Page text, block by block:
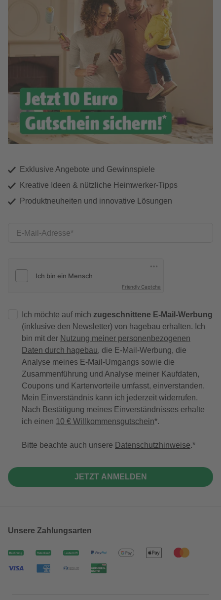
Exklusive Angebote und Gewinnspiele
Kreative Ideen & nützliche Heimwerker-Tipps
Produktneuheiten und innovative Lösungen
E-Mail-Adresse
Friendly Captcha
Ich möchte auf mich zugeschnittene E-Mail-Werbung
(inklusive den Newsletter) von hagebau erhalten. Ich
bin mit der Nutzung meiner personenbezogenen
Daten durch hagebau, die E-Mail-Werbung, die
Analyse meines E-Mail-Umgangs sowie die
Zusammenführung und Analyse meiner Kaufdaten,
Coupons und Kartenvorteile umfasst, einverstanden.
Mein Einverständnis kann ich jederzeit widerrufen.
Nach Bestätigung meines Einverständnisses erhalte
ich einen 10 € Willkommensgutschein*.
Bitte beachte auch unsere Datenschutzhinweise.
JETZT ANMELDEN
Unsere Zahlungsarten